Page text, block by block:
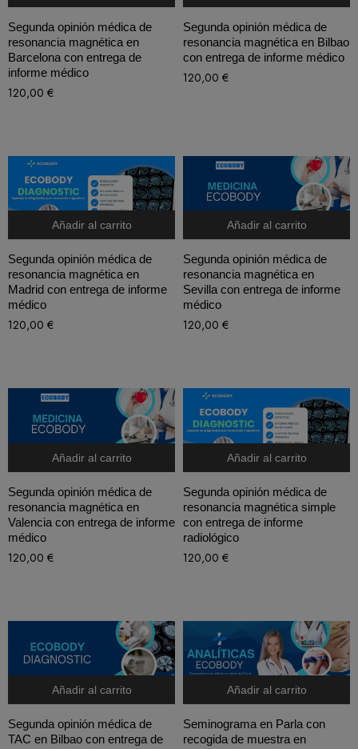
Segunda opinión médica de
resonancia magnética en
Barcelona con entrega de
informe médico
120,00 €
Segunda opinión médica de
resonancia magnética en Bilbao
con entrega de informe médico
120,00 €
Añadir al carrito
Segunda opinión médica de
resonancia magnética en
Madrid con entrega de informe
médico
120,00 €
Añadir al carrito
Segunda opinión médica de
resonancia magnética en
Sevilla con entrega de informe
médico
120,00 €
Añadir al carrito
Segunda opinión médica de
resonancia magnética en
Valencia con entrega de informe
médico
120,00 €
Añadir al carrito
Segunda opinión médica de
resonancia magnética simple
con entrega de informe
radiológico
120,00 €
Añadir al carrito
Segunda opinión médica de
TAC en Bilbao con entrega de
Añadir al carrito
Seminograma en Parla con
recogida de muestra en